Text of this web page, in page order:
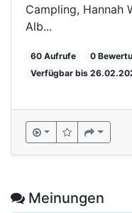
Campling, Hannah
Alb...
60 Aufrufe 0
Verfügbar bis
Meinungen